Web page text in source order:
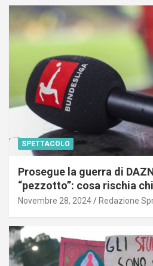
SPETTACOLO
Prosegue la guerra di
“pezzotto”: cosa rischia
Novembre 28, 2024 Redazione